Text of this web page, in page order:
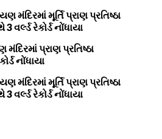
મંદિરમાં મૂર્તિ પ્રાણ પ્રતિષ્ઠા
વર્લ્ડ રેકોર્ડ નોંધાયા
મંદિરમાં પ્રાણ પ્રતિષ્ઠા
નોંધાયા
મંદિરમાં મૂર્તિ પ્રાણ પ્રતિષ્ઠા
વર્લ્ડ રેકોર્ડ નોંધાયા